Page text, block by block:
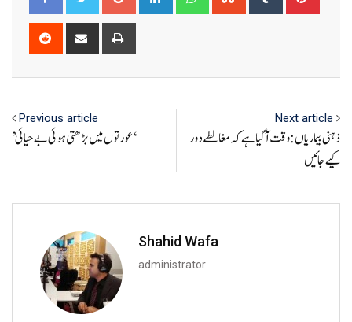
Reddit
Share
Previous article
’عورتوں میں بڑھتی ہوئی بے حیائی‘
Next article
ذہنی بیماریاں: وقت آ گیا ہے کہ مغالطے دور
کیے جائیں
Shahid Wafa
administrator